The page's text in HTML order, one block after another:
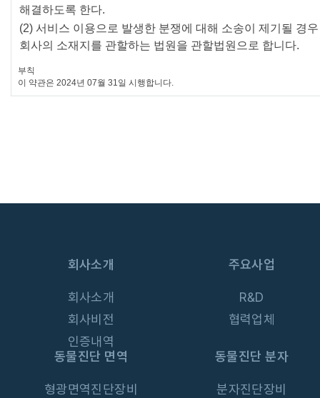
해결하도록 한다.
(2) 서비스 이용으로 발생한 분쟁에 대해 소송이 제기될 경우
회사의 소재지를 관할하는 법원을 관할법원으로 합니다.
부칙
이 약관은 2024년 07월 31일 시행합니다.
회사소개
회사소개
회사비전
인증내역
주요사업
R&D
협력업체
동물진단 면역
형광면역진단장비
동물진단 분자
분자진단장비